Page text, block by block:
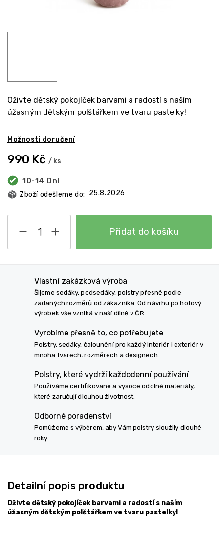
990 Kč / ks
10-14 Dní
25.8.2026
Přidat do košíku
Možnosti doručení
Oživte dětský pokojíček barvami a radostí s naším
úžasným dětským polštářkem ve tvaru pastelky!
Vlastní zakázková výroba
Šijeme sedáky, podsedáky, polstry přesně podle
zadaných rozměrů od zákazníka. Od návrhu po hotový
výrobek vše vzniká v naší dílně v ČR.
Vyrobíme přesně to, co potřebujete
Polstry, sedáky, čalounění pro každý interiér i exteriér v
mnoha tvarech, rozměrech a designech.
Polstry, které vydrží každodenní používání
Používáme certifikované a vysoce odolné materiály,
které zaručují dlouhou životnost.
Odborné poradenství
Pomůžeme s výběrem, aby Vám polstry sloužily dlouhé
roky.
Detailní popis produktu
Oživte dětský pokojíček barvami a radostí s naším
úžasným dětským polštářkem ve tvaru pastelky!